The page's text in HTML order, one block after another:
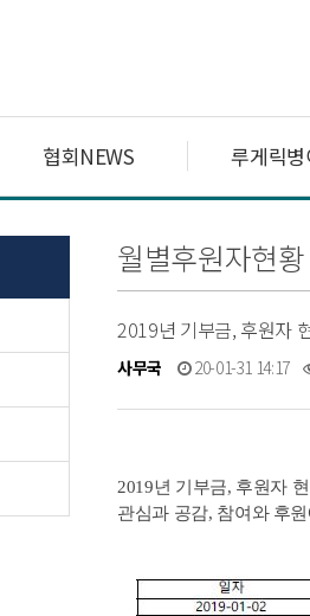
협회NEWS 루게릭
월별후원자현황
2019년 기부금, 후원자
사무국 20-01-31 14:17
2019년 기부금, 후원자
관심과 공감, 참여와 후